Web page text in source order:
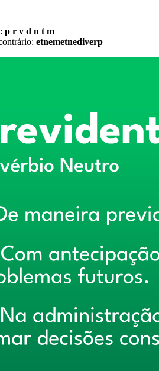
p r v d n t m
etnemetnediverp